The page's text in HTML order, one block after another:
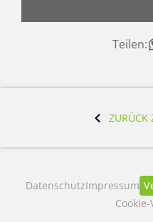
DatenschutzImpressum
Teilen:
ZURÜCK